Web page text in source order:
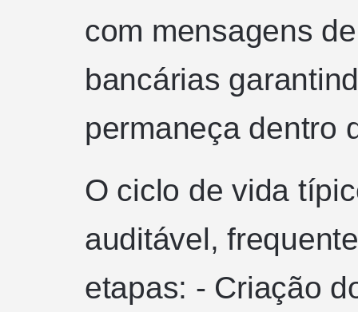
com mensagens
bancárias
permaneça dentro
O ciclo de vida
auditável,
etapas: - Criação